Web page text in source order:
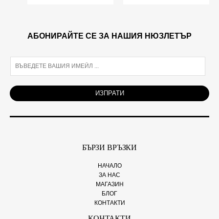
АБОНИРАЙТЕ СЕ ЗА НАШИЯ НЮЗЛЕТЪР
i
l
ИЗПРАТИ
БЪРЗИ ВРЪЗКИ
НАЧАЛО
ЗА НАС
МАГАЗИН
БЛОГ
КОНТАКТИ